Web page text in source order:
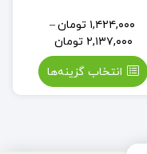
۱,۴۲۴,۰۰۰ تومان–
۲,۱۳۷,۰۰۰ تومان
انتخاب گزینه‌ها